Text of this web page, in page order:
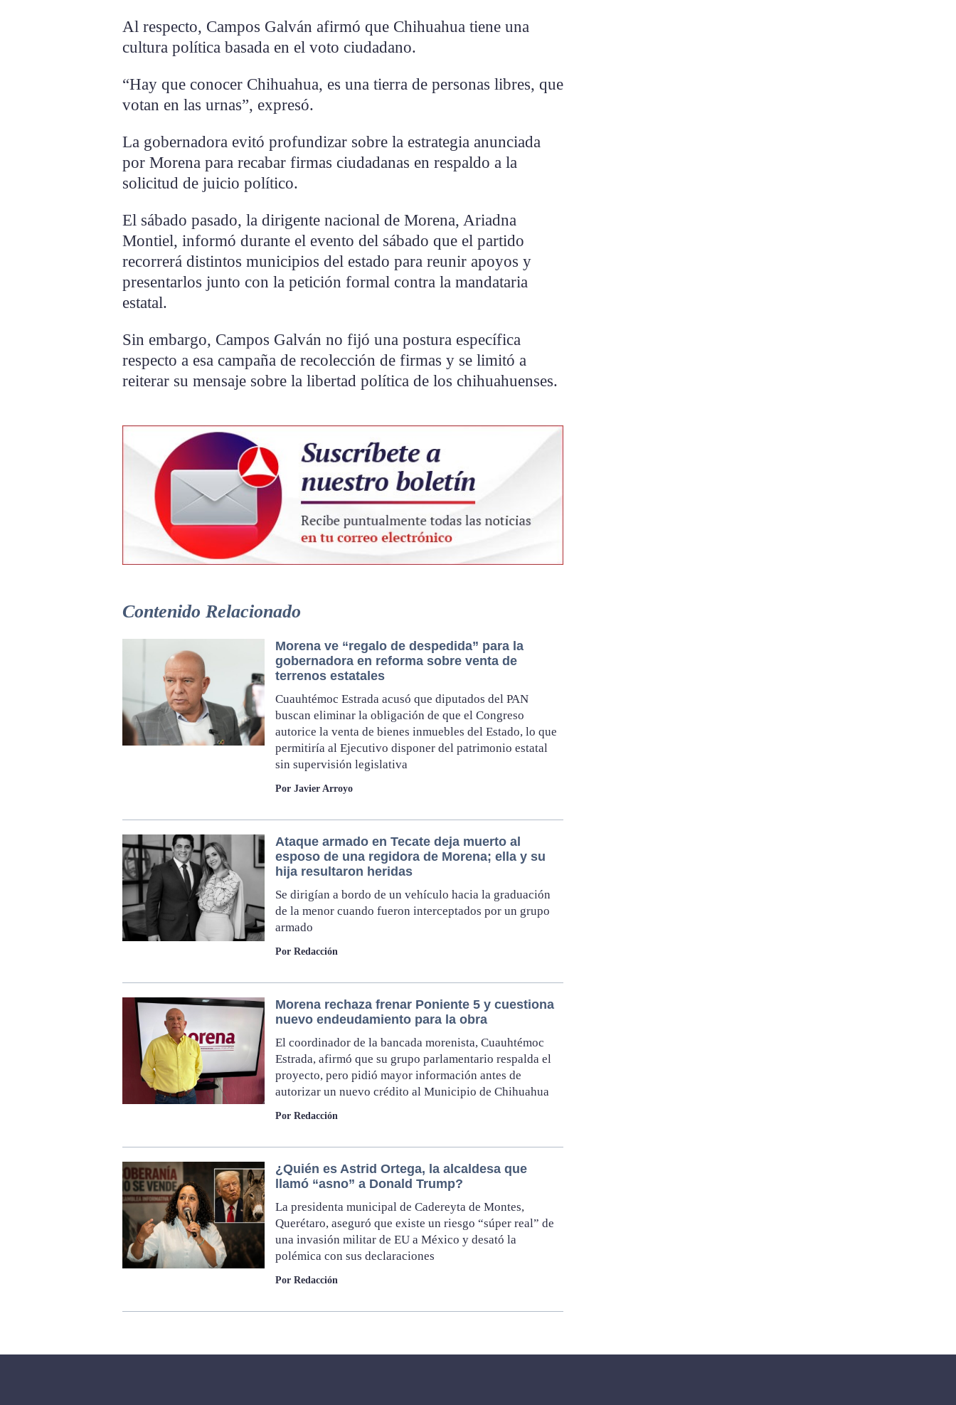
Al respecto, Campos Galván afirmó que Chihuahua tiene una
cultura política basada en el voto ciudadano.
“Hay que conocer Chihuahua, es una tierra de personas libres, que
votan en las urnas”, expresó.
La gobernadora evitó profundizar sobre la estrategia anunciada
por Morena para recabar firmas ciudadanas en respaldo a la
solicitud de juicio político.
El sábado pasado, la dirigente nacional de Morena, Ariadna
Montiel, informó durante el evento del sábado que el partido
recorrerá distintos municipios del estado para reunir apoyos y
presentarlos junto con la petición formal contra la mandataria
estatal.
Sin embargo, Campos Galván no fijó una postura específica
respecto a esa campaña de recolección de firmas y se limitó a
reiterar su mensaje sobre la libertad política de los chihuahuenses.
Contenido Relacionado
Morena ve “regalo de despedida” para la
gobernadora en reforma sobre venta de
terrenos estatales
Cuauhtémoc Estrada acusó que diputados del PAN
buscan eliminar la obligación de que el Congreso
autorice la venta de bienes inmuebles del Estado, lo que
permitiría al Ejecutivo disponer del patrimonio estatal
sin supervisión legislativa
Por Javier Arroyo
Ataque armado en Tecate deja muerto al
esposo de una regidora de Morena; ella y su
hija resultaron heridas
Se dirigían a bordo de un vehículo hacia la graduación
de la menor cuando fueron interceptados por un grupo
armado
Por Redacción
Morena rechaza frenar Poniente 5 y cuestiona
nuevo endeudamiento para la obra
El coordinador de la bancada morenista, Cuauhtémoc
Estrada, afirmó que su grupo parlamentario respalda el
proyecto, pero pidió mayor información antes de
autorizar un nuevo crédito al Municipio de Chihuahua
Por Redacción
¿Quién es Astrid Ortega, la alcaldesa que
llamó “asno” a Donald Trump?
La presidenta municipal de Cadereyta de Montes,
Querétaro, aseguró que existe un riesgo “súper real” de
una invasión militar de EU a México y desató la
polémica con sus declaraciones
Por Redacción